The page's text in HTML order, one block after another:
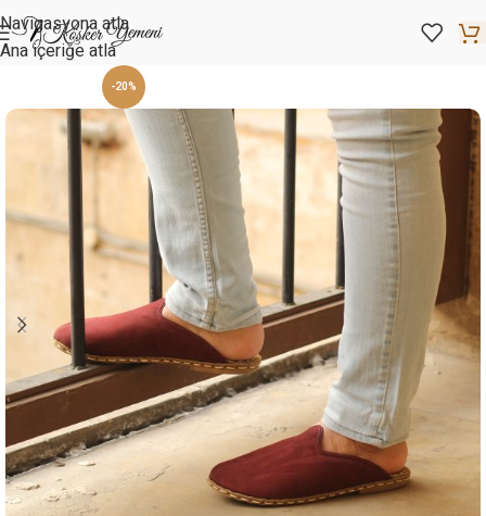
Navigasyona atla
Ana içeriğe atla
-20%